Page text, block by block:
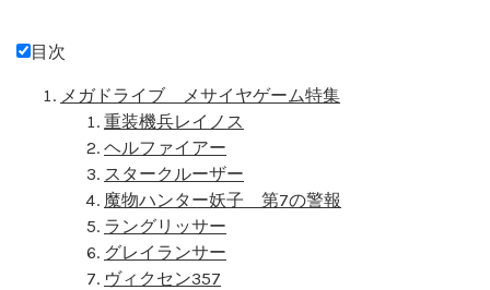
目次
メガドライブ メサイヤゲーム特集
重装機兵レイノス
ヘルファイアー
スタークルーザー
魔物ハンター妖子 第7の警報
ラングリッサー
グレイランサー
ヴィクセン357